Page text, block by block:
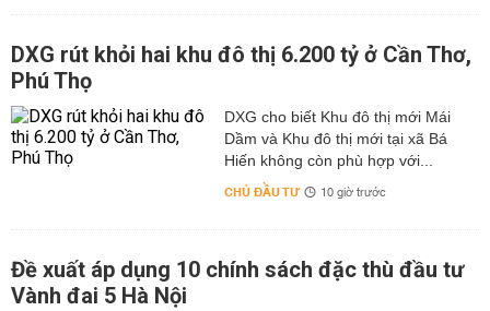
DXG rút khỏi hai khu đô thị 6.200 tỷ ở Cần Thơ,
Phú Thọ
DXG cho biết Khu đô thị mới Mái
Dầm và Khu đô thị mới tại xã Bá
Hiến không còn phù hợp với...
CHỦ ĐẦU TƯ 10 giờ trước
Đề xuất áp dụng 10 chính sách đặc thù đầu tư
Vành đai 5 Hà Nội